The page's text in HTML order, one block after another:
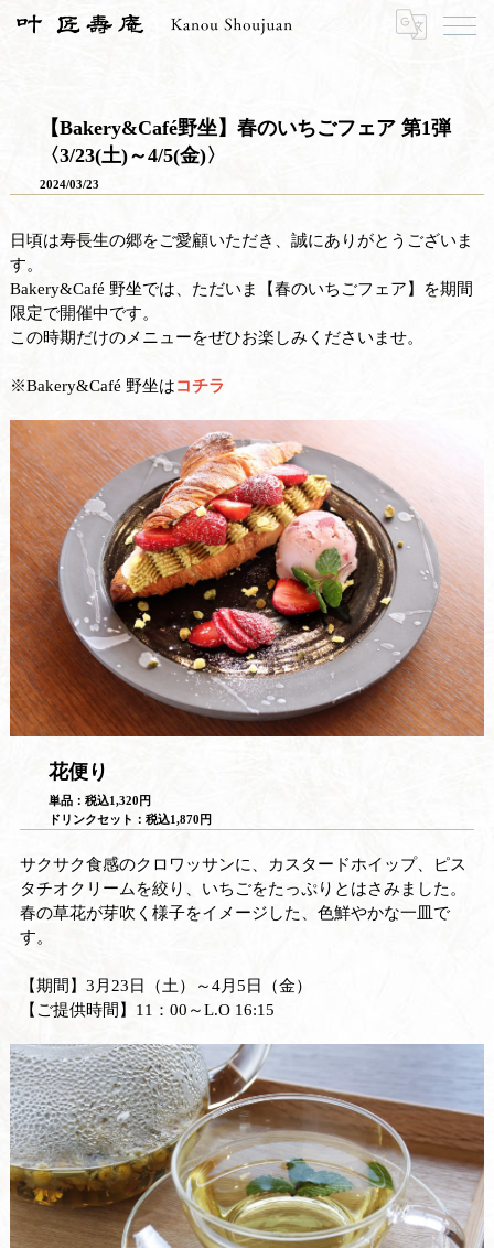
寿長生の郷 【Bakery&Café野坐】春のいちごフェア 第1弾〈3/23(土)～4/5(金)〉
【Bakery&Café野坐】春のいちごフェア 第1弾
〈3/23(土)～4/5(金)〉
2024/03/23
日頃は寿長生の郷をご愛顧いただき、誠にありがとうございま
す。
Bakery&Café 野坐では、ただいま【春のいちごフェア】を期間
限定で開催中です。
この時期だけのメニューをぜひお楽しみくださいませ。
※Bakery&Café 野坐はコチラ
花便り
単品：税込1,320円
ドリンクセット：税込1,870円
サクサク食感のクロワッサンに、カスタードホイップ、ピス
タチオクリームを絞り、いちごをたっぷりとはさみました。
春の草花が芽吹く様子をイメージした、色鮮やかな一皿で
す。
【期間】3月23日（土）～4月5日（金）
【ご提供時間】11：00～L.O 16:15